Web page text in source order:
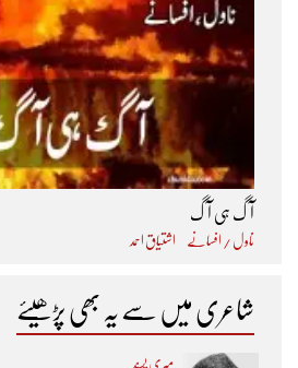
آگ ہی آگ
ناول / افسانے اشتیاق احمد
شاعری میں سے یہ بھی پڑھیئے
میری پسند